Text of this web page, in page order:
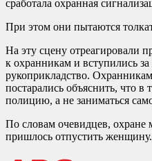
сработала охранная
При этом они пытаются
На эту сцену отреагировали
к охранникам и вступились
рукоприкладство.
постарались объяснить, что в
полицию, а не заниматься
По словам очевидцев, охране
пришлось отпустить женщину.